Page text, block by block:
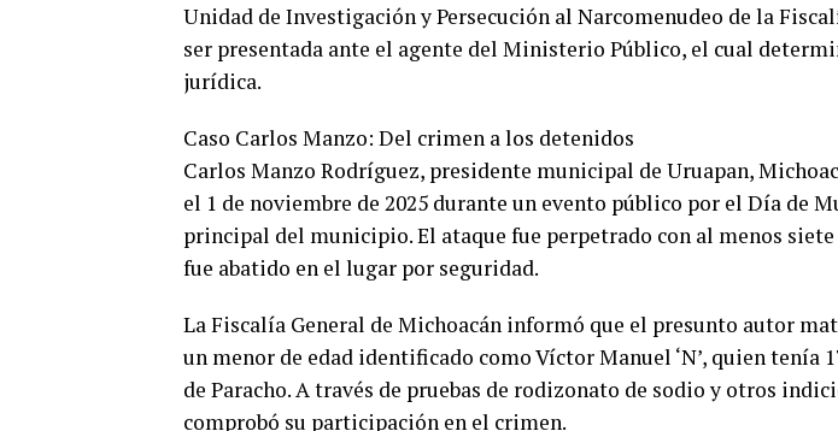
Unidad de Investigación y Persecución al Narcomenudeo de la
ser presentada ante el agente del Ministerio Público, el cual
jurídica.
Caso Carlos Manzo: Del crimen a los detenidos
Carlos Manzo Rodríguez, presidente municipal de Uruapan,
el 1 de noviembre de 2025 durante un evento público por el Día de
principal del municipio. El ataque fue perpetrado con al menos
fue abatido en el lugar por seguridad.
La Fiscalía General de Michoacán informó que el presunto autor
un menor de edad identificado como Víctor Manuel ‘N’, quien tenía
de Paracho. A través de pruebas de rodizonato de sodio y otros
comprobó su participación en el crimen.